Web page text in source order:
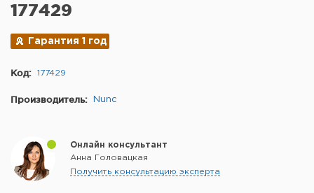
177429
Гарантия 1 год
Код: 177429
Производитель: Nunc
Онлайн консультант
Анна Головацкая
Получить консультацию эксперта